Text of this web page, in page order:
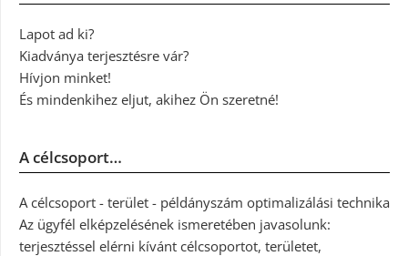
Lapot ad ki?
Kiadványa terjesztésre vár?
Hívjon minket!
És mindenkihez eljut, akihez Ön szeretné!
A célcsoport…
A célcsoport - terület - példányszám optimalizálási technika
Az ügyfél elképzelésének ismeretében javasolunk:
terjesztéssel elérni kívánt célcsoportot, területet,